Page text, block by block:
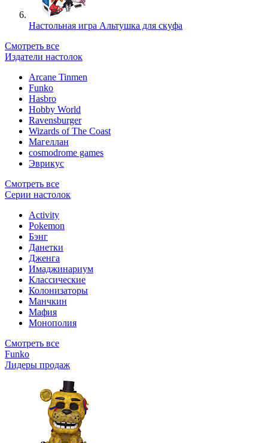
Настольная игра Альтушка для скуфа
Смотреть все
Издатели настолок
Arcane Tinmen
Funko
Hasbro
Hobby World
Ravensburger
Wizards of The Coast
Магеллан
сosmodrome games
Эврикус
Смотреть все
Серии настолок
Activity
Pokemon
Бэнг
Данетки
Дженга
Имаджинариум
Классические
Колонизаторы
Манчкин
Мафия
Монополия
Смотреть все
Funko
Лидеры продаж